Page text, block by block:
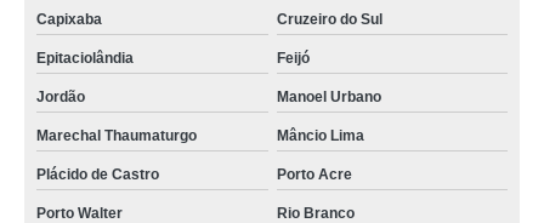
Capixaba Cruzeiro do Sul
Epitaciolândia Feijó
Jordão Manoel Urbano
Marechal Thaumaturgo Mâncio Lima
Plácido de Castro Porto Acre
Porto Walter Rio Branco